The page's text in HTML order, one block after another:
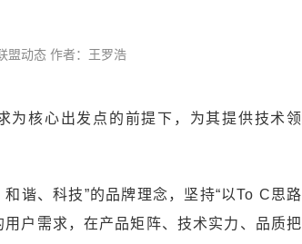
盟动态 作者：王罗浩
为核心出发点的前提下，为其提供技术领
谐、科技”的品牌理念，坚持“以To C思路
户需求，在产品矩阵、技术实力、品质把